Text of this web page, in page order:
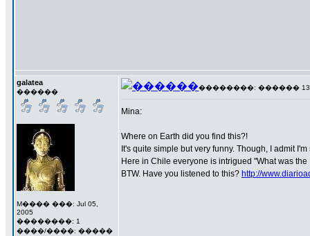
galatea
������
M���� ���: Jul 05,
2005
��������: 1
����/����: �����
��������: ������ 13
Mina:
Where on Earth did you find this?!
It's quite simple but very funny. Though, I admit
Here in Chile everyone is intrigued "What was
BTW. Have you listened to this? http://